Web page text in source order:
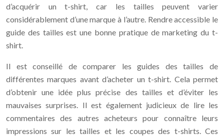
d’acquérir un t-shirt, car les tailles peuvent varier
considérablement d’une marque à l’autre. Rendre accessible le
guide des tailles est une bonne pratique de marketing du t-
shirt.
Il est conseillé de comparer les guides des tailles de
différentes marques avant d’acheter un t-shirt. Cela permet
d’obtenir une idée plus précise des tailles et d’éviter les
mauvaises surprises. Il est également judicieux de lire les
commentaires des autres acheteurs pour connaître leurs
impressions sur les tailles et les coupes des t-shirts. Ces